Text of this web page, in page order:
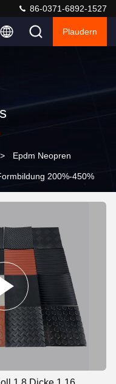
86-0371-6892-1527
Plaudern
> Epdm Neopren
200%-450%